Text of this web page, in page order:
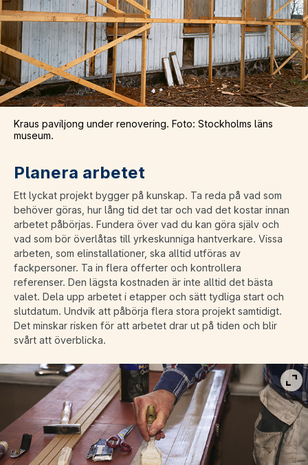
Kraus paviljong under renovering. Foto: Stockholms läns
museum.
Planera arbetet
Ett lyckat projekt bygger på kunskap. Ta reda på vad som
behöver göras, hur lång tid det tar och vad det kostar innan
arbetet påbörjas. Fundera över vad du kan göra själv och
vad som bör överlåtas till yrkeskunniga hantverkare. Vissa
arbeten, som elinstallationer, ska alltid utföras av
fackpersoner. Ta in flera offerter och kontrollera
referenser. Den lägsta kostnaden är inte alltid det bästa
valet. Dela upp arbetet i etapper och sätt tydliga start och
slutdatum. Undvik att påbörja flera stora projekt samtidigt.
Det minskar risken för att arbetet drar ut på tiden och blir
svårt att överblicka.